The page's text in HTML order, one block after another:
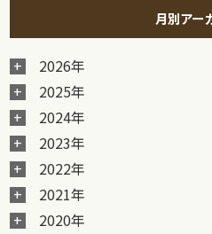
月別アー
2026年
2025年
2024年
2023年
2022年
2021年
2020年